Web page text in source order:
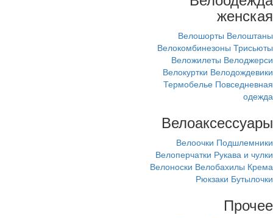
женская
Велошорты Велоштаны
Велокомбинезоны Трисьюты
Веложилеты Велоджерси
Велокуртки Велодождевики
Термобелье Повседневная
одежда
Велоаксессуары
Велоочки Подшлемники
Велоперчатки Рукава и чулки
Велоноски Велобахилы Крема
Рюкзаки Бутылочки
Прочее